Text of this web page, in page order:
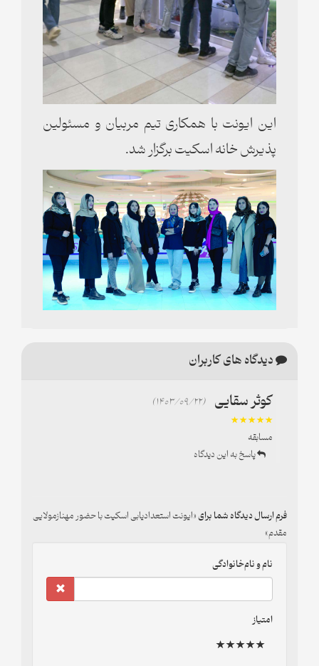
این ایونت با همکاری تیم مربیان و مسئولین
پذیرش خانه اسکیت برگزار شد.
دیدگاه های کاربران
کوثر سقایی (1403/09/22)
مسابقه
پاسخ به این دیدگاه
فرم ارسال دیدگاه شما برای ایونت استعدادیابی اسکیت با حضور مهنازمولایی
مقدم
نام و نام‌خانوادگی
امتیاز